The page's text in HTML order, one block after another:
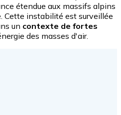
étendue aux massifs alpins
Cette instabilité est surveillée
un contexte de fortes
des masses d'air.